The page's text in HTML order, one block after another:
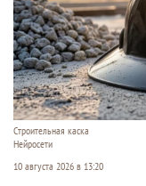
Строительная каска
Нейросети
10 августа 2026 в 13:20